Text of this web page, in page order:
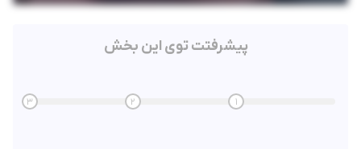
پیشرفتت توی این بخش
1
2
3